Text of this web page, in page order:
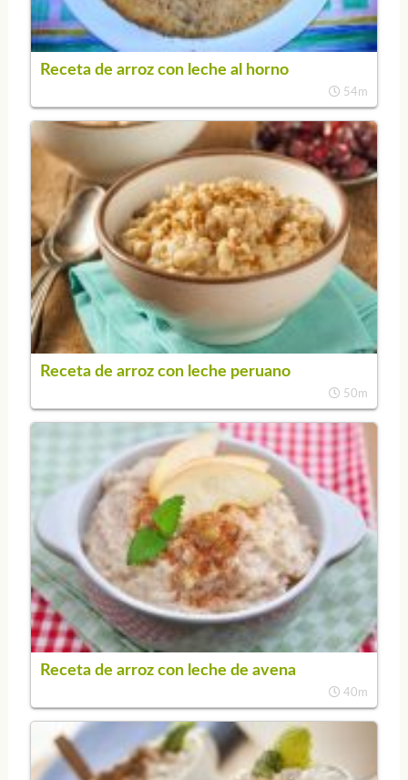
Receta de arroz con leche al horno
54m
Receta de arroz con leche peruano
50m
Receta de arroz con leche de avena
40m